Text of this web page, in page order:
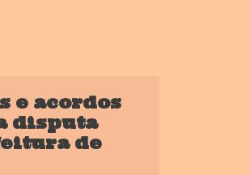
e acordos
disputa
de